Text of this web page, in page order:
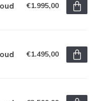
€1.995,00
€1.495,00